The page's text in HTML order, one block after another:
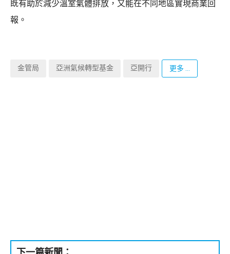
既有助於減少溫室氣體排放，又能在不同地區實現商業回
報。
金管局 亞洲氣候轉型基金 亞開行 更多 ...